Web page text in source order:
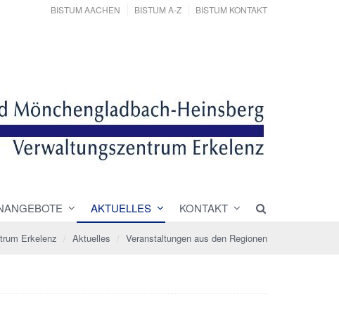
BISTUM AACHEN BISTUM A-Z BISTUM KONTAKT
AKTUELLES KONTAKT
Erkelenz Aktuelles Veranstaltungen aus den Regionen